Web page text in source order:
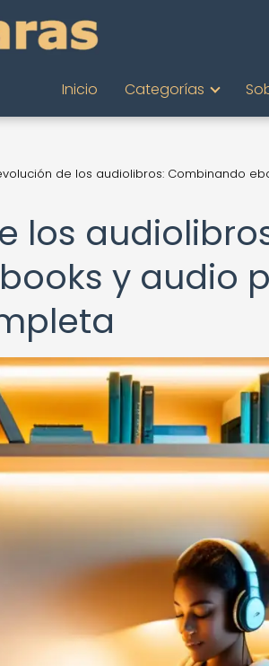
Inicio Categorías
de los audiolibros: Combinando
los
y audio